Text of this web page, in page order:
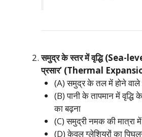
समुद्र के स्तर में वृद्धि (Sea-
प्रसार’ (Thermal
(A) समुद्र के तल में होने
(B) पानी के तापमान में
का बढ़ना
(C) समुद्री नमक की मात्रा
(D) केवल ग्लेशियरों का